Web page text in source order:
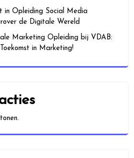
in Opleiding Social Media
de Digitale Wereld
Marketing Opleiding bij VDAB:
in Marketing!